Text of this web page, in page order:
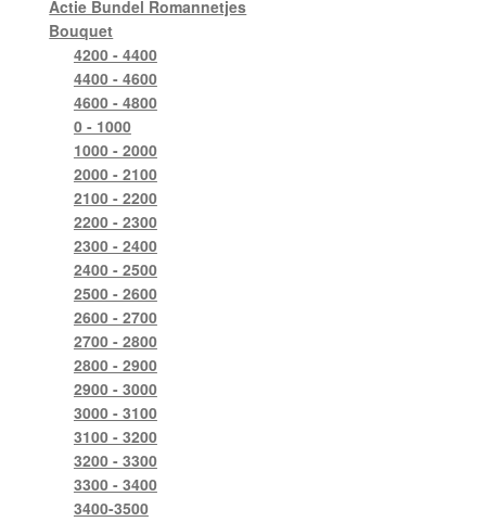
Actie Bundel Romannetjes
Bouquet
4200 - 4400
4400 - 4600
4600 - 4800
0 - 1000
1000 - 2000
2000 - 2100
2100 - 2200
2200 - 2300
2300 - 2400
2400 - 2500
2500 - 2600
2600 - 2700
2700 - 2800
2800 - 2900
2900 - 3000
3000 - 3100
3100 - 3200
3200 - 3300
3300 - 3400
3400-3500